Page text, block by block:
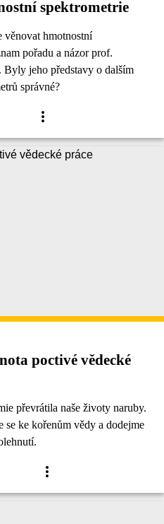
spektrometrie
věnovat hmotnostní
pořadu a názor prof.
jeho představy o dalším
správné?
poctivé vědecké
převrátila naše životy naruby.
ke kořenům vědy a dodejme